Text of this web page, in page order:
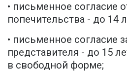
• письменное согласие
попечительства - до 14
• письменное согласие
представителя - до 15
в свободной форме;